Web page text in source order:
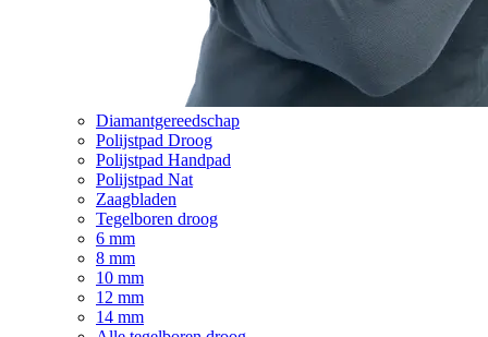
Diamantgereedschap
Polijstpad Droog
Polijstpad Handpad
Polijstpad Nat
Zaagbladen
Tegelboren droog
6 mm
8 mm
10 mm
12 mm
14 mm